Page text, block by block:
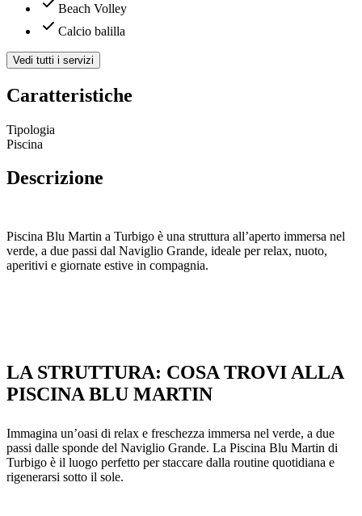
Beach Volley
Calcio balilla
Vedi tutti i servizi
Caratteristiche
Tipologia
Piscina
Descrizione
Piscina Blu Martin a Turbigo è una struttura all’aperto immersa nel
verde, a due passi dal Naviglio Grande, ideale per relax, nuoto,
aperitivi e giornate estive in compagnia.
LA STRUTTURA: COSA TROVI ALLA
PISCINA BLU MARTIN
Immagina un’oasi di relax e freschezza immersa nel verde, a due
passi dalle sponde del Naviglio Grande. La Piscina Blu Martin di
Turbigo è il luogo perfetto per staccare dalla routine quotidiana e
rigenerarsi sotto il sole.